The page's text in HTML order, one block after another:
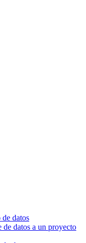
datos
de datos a un proyecto